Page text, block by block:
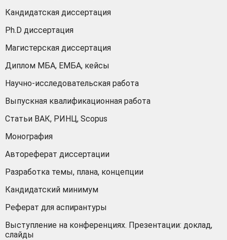
Кандидатская диссертация
Ph.D диссертация
Магистерская диссертация
Диплом МБА, ЕМБА, кейсы
Научно-исследовательская работа
Выпускная квалификационная работа
Статьи ВАК, РИНЦ, Scopus
Монография
Автореферат диссертации
Разработка темы, плана, концепции
Кандидатский минимум
Реферат для аспирантуры
Выступление на конференциях. Презентации: доклад,
слайды